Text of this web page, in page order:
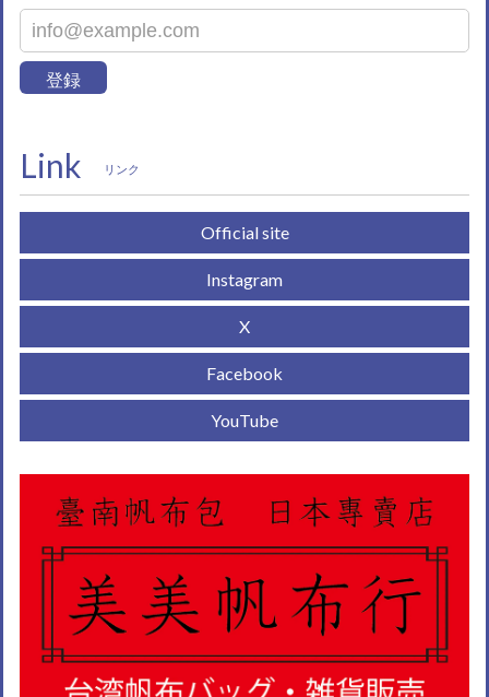
登録
Link リンク
Official site
Instagram
X
Facebook
YouTube